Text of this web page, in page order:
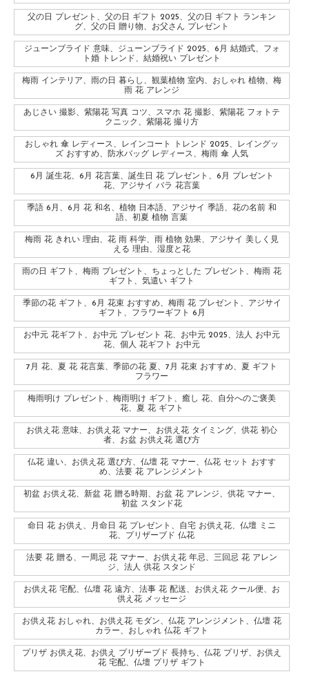
父の日 プレゼント、父の日 ギフト 2025、父の日 ギフト ランキン
グ、父の日 贈り物、お父さん プレゼント
ジューンブライド 意味、ジューンブライド 2025、6月 結婚式、フォ
ト婚 トレンド、結婚祝い プレゼント
梅雨 インテリア、雨の日 暮らし、観葉植物 室内、おしゃれ 植物、梅
雨 花 アレンジ
あじさい 撮影、紫陽花 写真 コツ、スマホ 花 撮影、紫陽花 フォトテ
クニック、紫陽花 撮り方
おしゃれ 傘 レディース、レインコート トレンド 2025、レイングッ
ズ おすすめ、防水バッグ レディース、梅雨 傘 人気
6月 誕生花、6月 花言葉、誕生日 花 プレゼント、6月 プレゼント
花、アジサイ バラ 花言葉
季語 6月、6月 花 和名、植物 日本語、アジサイ 季語、花の名前 和
語、初夏 植物 言葉
梅雨 花 きれい 理由、花 雨 科学、雨 植物 効果、アジサイ 美しく見
える 理由、湿度と花
雨の日 ギフト、梅雨 プレゼント、ちょっとした プレゼント、梅雨 花
ギフト、気遣い ギフト
季節の花 ギフト、6月 花束 おすすめ、梅雨 花 プレゼント、アジサイ
ギフト、フラワーギフト 6月
お中元 花ギフト、お中元 プレゼント 花、お中元 2025、法人 お中元
花、個人 花ギフト お中元
7月 花、夏 花 花言葉、季節の花 夏、7月 花束 おすすめ、夏 ギフト
フラワー
梅雨明け プレゼント、梅雨明け ギフト、癒し 花、自分へのご褒美
花、夏 花 ギフト
お供え花 意味、お供え花 マナー、お供え花 タイミング、供花 初心
者、お盆 お供え花 選び方
仏花 違い、お供え花 選び方、仏壇 花 マナー、仏花 セット おすす
め、法要 花 アレンジメント
初盆 お供え花、新盆 花 贈る時期、お盆 花 アレンジ、供花 マナー、
初盆 スタンド花
命日 花 お供え、月命日 花 プレゼント、自宅 お供え花、仏壇 ミニ
花、プリザーブド 仏花
法要 花 贈る、一周忌 花 マナー、お供え花 年忌、三回忌 花 アレン
ジ、法人 供花 スタンド
お供え花 宅配、仏壇 花 遠方、法事 花 配送、お供え花 クール便、お
供え花 メッセージ
お供え花 おしゃれ、お供え花 モダン、仏花 アレンジメント、仏壇 花
カラー、おしゃれ 仏花 ギフト
プリザ お供え花、お供え プリザーブド 長持ち、仏花 プリザ、お供え
花 宅配、仏壇 プリザ ギフト